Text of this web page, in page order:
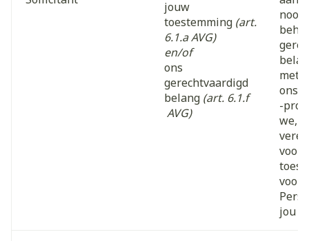
jouw
toestemming (art.
6.1.a AVG)
en/of
ons
gerechtvaardigd
belang (art. 6.1.f
AVG)
met
ons
-
we,
jou